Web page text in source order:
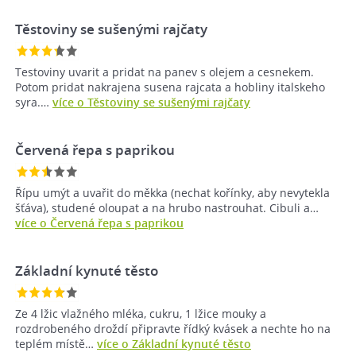
Těstoviny se sušenými rajčaty
Testoviny uvarit a pridat na panev s olejem a cesnekem.
Potom pridat nakrajena susena rajcata a hobliny italskeho
syra.… více o Těstoviny se sušenými rajčaty
Červená řepa s paprikou
Řípu umýt a uvařit do měkka (nechat kořínky, aby nevytekla
šťáva), studené oloupat a na hrubo nastrouhat. Cibuli a…
více o Červená řepa s paprikou
Základní kynuté těsto
Ze 4 lžic vlažného mléka, cukru, 1 lžice mouky a
rozdrobeného droždí připravte řídký kvásek a nechte ho na
teplém místě… více o Základní kynuté těsto